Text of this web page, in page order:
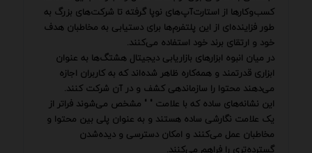
کسب‌وکارها از استارت‌آپ‌های نوپا گرفته تا شرکت‌های بزرگ به
طور فزاینده‌ای از این پلتفرم‌ها برای دستیابی به مخاطبان هدف
خود و ارتقای برند خود استفاده می‌کنند.
در میان انبوه ابزارهای بازاریابی دیجیتال هشتگ‌ها به عنوان
ابزاری قدرتمند و همه‌کاره ظاهر شده‌اند که به کاربران اجازه
می‌دهند محتوا را سازماندهی کشف و در آن شرکت کنند.
این نشانه‌های ساده که با علامت " " مشخص می‌شوند فراتر از
یک علامت نگارشی ساده هستند و به عنوان پلی بین محتوا و
مخاطبان عمل می‌کنند و امکان دسترسی و دیده‌شدن
گسترده‌تری را فراهم می‌کنند.